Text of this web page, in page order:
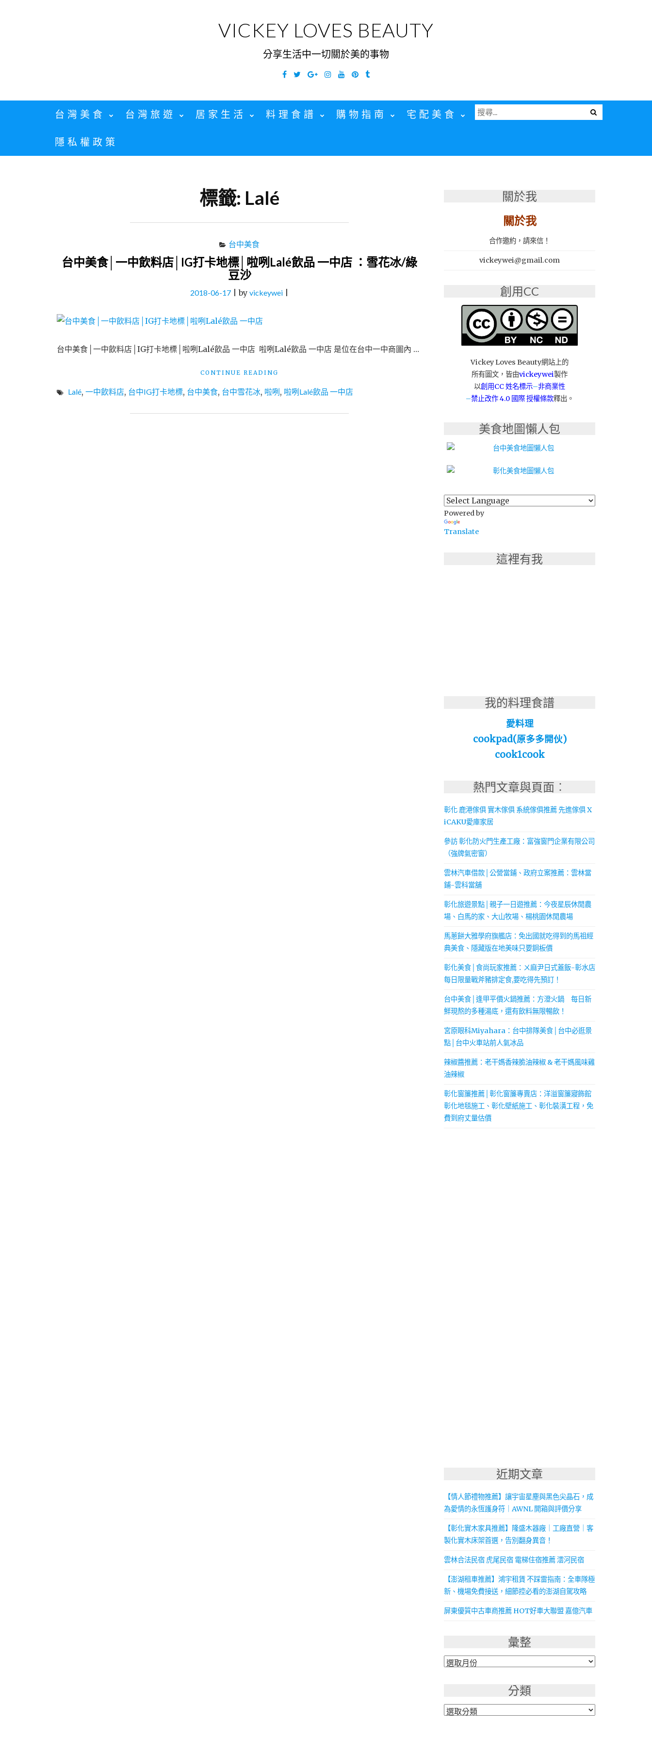
VICKEY LOVES BEAUTY
分享生活中一切關於美的事物
Facebook
TwitterGoogleInstagramYouTubePinterest
Tumblr
台灣美食 台灣旅遊 居家生活 料理食譜 購物指南 宅配美食
隱私權政策
Menu
搜
尋
標籤: Lalé
台中美食
台中美食│一中飲料店│IG打卡地標│啦咧Lalé飲品 一中店 ：雪花冰/綠
豆沙
2018-06-17 |by vickeywei
台中美食│一中飲料店│IG打卡地標│啦咧Lalé飲品 一中店 啦咧Lalé飲品 一中店 是位在台中一中商圖內 …
CONTINUE READING
美
│
Lalé, 一中飲料店, 台中IG打卡地標, 台中美食, 台中雪花冰, 啦咧, 啦咧Lalé飲品 一中店
關於我
關於我
合作邀約，請來信！
vickeywei@gmail.com
創用CC
Vickey Loves Beauty網站上的
所有圖文，皆由vickeywei製作
以創用CC 姓名標示–非商業性
–禁止改作4.0 國際 授權條款釋出。
美食地圖懶人包
Powered by
Translate
這裡有我
我的料理食譜
愛料理
cookpad(原多多開伙)
cook1cook
熱門文章與頁面︰
彰化 鹿港傢俱 實木傢俱 系統傢俱推薦 先進傢俱 X
iCAKU愛庫家居
參訪 彰化防火門生產工廠：富強窗門企業有限公司
（強牌氣密窗）
雲林汽車借款│公營當鋪、政府立案推薦：雲林當
鋪-雲科當舖
彰化旅遊景點│親子一日遊推薦：今夜星辰休閒農
場、白馬的家、大山牧場、楊桃園休閒農場
馬蔥餅大雅學府旗艦店：免出國就吃得到的馬祖經
典美食、隱藏版在地美味只要銅板價
彰化美食│食尚玩家推薦：ㄨ麻尹日式蓋飯-彰水店
每日限量戰斧豬排定食,要吃得先預訂！
台中美食│逢甲平價火鍋推薦：方澄火鍋 每日新
鮮現熬的多種湯底，還有飲料無限暢飲！
宮原眼科Miyahara：台中排隊美食│台中必逛景
點│台中火車站前人氣冰品
辣椒醬推薦：老干媽香辣脆油辣椒 & 老干媽風味雞
油辣椒
彰化窗簾推薦│彰化窗簾專賣店：洋溢窗簾寢飾館
彰化地毯施工、彰化壁紙施工、彰化裝潢工程，免
費到府丈量估價
近期文章
【情人節禮物推薦】讓宇宙星塵與黑色尖晶石，成
為愛情的永恆護身符｜AWNL 開箱與評價分享
【彰化實木家具推薦】隆盛木器廠｜工廠直營｜客
製化實木床架首選，告別翻身異音！
雲林合法民宿 虎尾民宿 電梯住宿推薦 澐河民宿
【澎湖租車推薦】鴻宇租賃 不踩雷指南：全車隊極
新、機場免費接送，細節控必看的澎湖自駕攻略
屏東優質中古車商推薦 HOT好車大聯盟 嘉億汽車
彙整
彙
分類
分